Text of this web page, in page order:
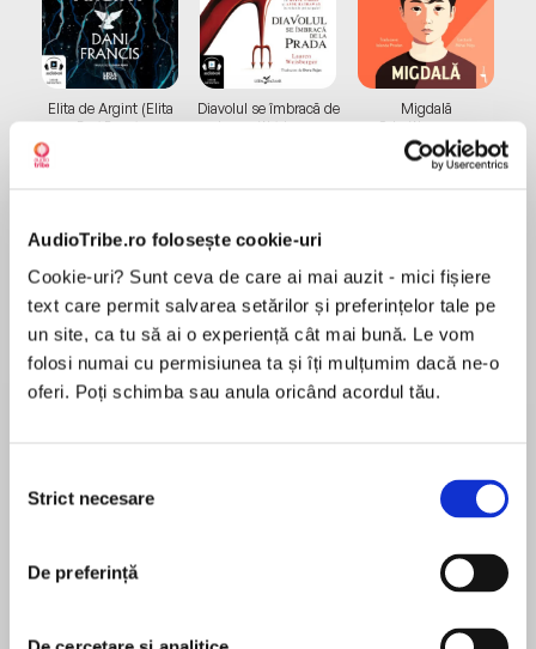
AudioTribe.ro folosește cookie-uri
Cookie-uri? Sunt ceva de care ai mai auzit - mici fișiere
text care permit salvarea setărilor și preferințelor tale pe
un site, ca tu să ai o experiență cât mai bună. Le vom
folosi numai cu permisiunea ta și îți mulțumim dacă ne-o
oferi. Poți schimba sau anula oricând acordul tău.
consimțământului
Strict necesare
De preferință
Elita de Argint (Elita
de...
Dani Francis
Diavolul se îmbracă de
la...
Lauren Weisberger
Migdală
Sohn Won-pyung
Despre carte
From veteran entertainment reporter Sam
Kashner and biographer Nancy Schoenberger
comes the definitive account of the greatest
Hollywood love story ever told—the romance of
times and is the only journalist given access to
her extensive collection of personal letters and
interviewed the Burton family at length,
including Burton’s actress daughter Kate. This is
pentru această carte
books, including the memoir When I Was Cool: My